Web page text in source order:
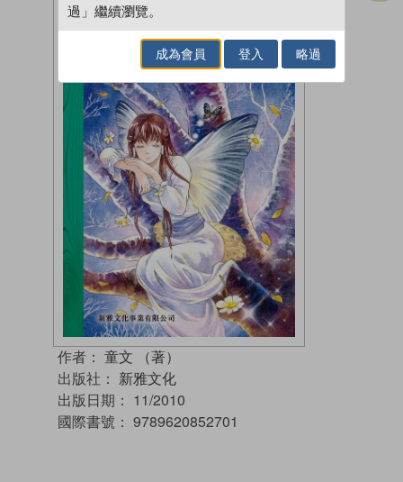
作者： 童文 （著）
出版社： 新雅文化
出版日期： 11/2010
國際書號： 9789620852701
過」繼續瀏覽。
成為會員 登入 略過